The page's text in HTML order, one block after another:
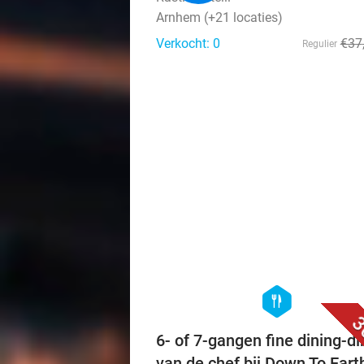
Arnhem (+21 locaties)
Verkocht: 0
Regulier €37
hexagon
food
6- of 7-gangen fine dining-